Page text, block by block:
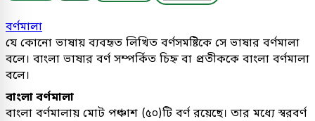
বর্ণমালা
যে কোনো ভাষায় ব্যবহৃত লিখিত বর্ণসমষ্টিকে সে ভাষার বর্ণমালা
বলে। বাংলা ভাষার বর্ণ সম্পর্কিত চিহ্ন বা প্রতীককে বাংলা বর্ণমালা
বলে।
বাংলা বর্ণমালা
বাংলা বর্ণমালায় মোট পঞ্চাশ (৫০)টি বর্ণ রয়েছে। তার মধ্যে স্বরবর্ণ